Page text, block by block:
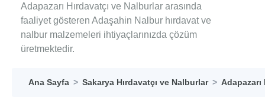
Adapazarı Hırdavatçı ve Nalburlar arasında
faaliyet gösteren Adaşahin Nalbur hırdavat ve
nalbur malzemeleri ihtiyaçlarınızda çözüm
üretmektedir.
Ana Sayfa Sakarya Hırdavatçı ve Nalburlar Adapazarı